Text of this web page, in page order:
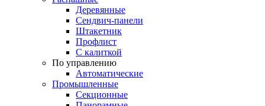
Деревянные
Сендвич-панели
Штакетник
Профлист
С калиткой
По управлению
Автоматические
Промышленные
Секционные